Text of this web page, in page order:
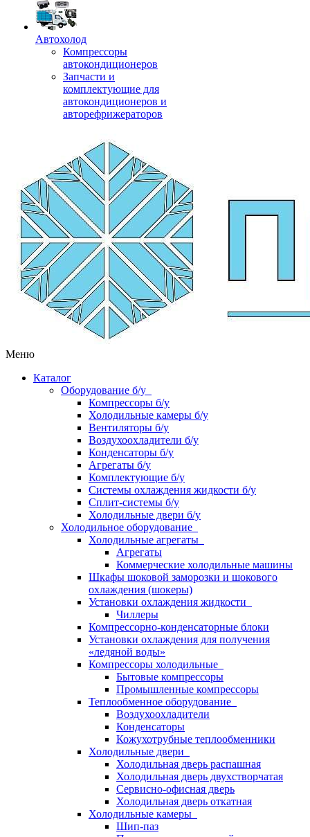
Автохолод
Компрессоры
автокондиционеров
Запчасти и
комплектующие для
автокондиционеров и
авторефрижераторов
Меню
Каталог
Оборудование б/у
Компрессоры б/у
Холодильные камеры б/у
Вентиляторы б/у
Воздухоохладители б/у
Конденсаторы б/у
Агрегаты б/у
Комплектующие б/у
Системы охлаждения жидкости б/у
Сплит-системы б/у
Холодильные двери б/у
Холодильное оборудование
Холодильные агрегаты
Агрегаты
Коммерческие холодильные машины
Шкафы шоковой заморозки и шокового
охлаждения (шокеры)
Установки охлаждения жидкости
Чиллеры
Компрессорно-конденсаторные блоки
Установки охлаждения для получения
«ледяной воды»
Компрессоры холодильные
Бытовые компрессоры
Промышленные компрессоры
Теплообменное оборудование
Воздухоохладители
Конденсаторы
Кожухотрубные теплообменники
Холодильные двери
Холодильная дверь распашная
Холодильная дверь двухстворчатая
Сервисно-офисная дверь
Холодильная дверь откатная
Холодильные камеры
Шип-паз